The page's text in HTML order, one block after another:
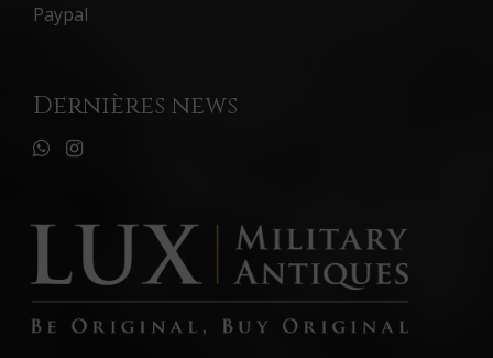
Paypal
Dernières news